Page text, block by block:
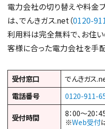
電力会社の切り替えや料金
は、でんきガス.net（0120-
利用料は完全無料で、お住
客様に合った電力会社を手配
受付窓口
でんきガス
電話番号
0120-911-
受付時間
8：00～20：
※Web受付